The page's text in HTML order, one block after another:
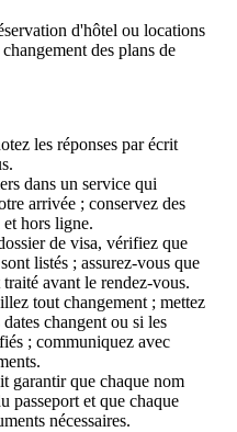
d'hôtel ou locations
des plans de
les réponses par écrit
dans un service qui
arrivée ; conservez des
et hors ligne.
de visa, vérifiez que
listés ; assurez-vous que
avant le rendez-vous.
tout changement ; mettez
changent ou si les
; communiquez avec
garantir que chaque nom
passeport et que chaque
nécessaires.